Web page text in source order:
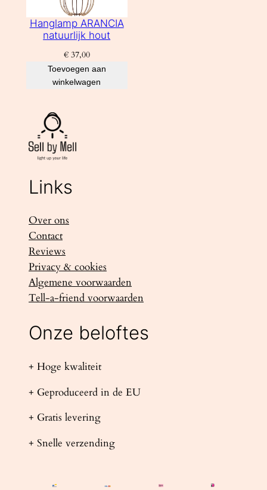
Hanglamp ARANCIA
natuurlijk hout
€37,00
Toevoegen aan
winkelwagen
Links
Over ons
Contact
Reviews
Privacy & cookies
Algemene voorwaarden
Tell-a-friend voorwaarden
Onze beloftes
+ Hoge kwaliteit
+ Geproduceerd in de EU
+ Gratis levering
+ Snelle verzending